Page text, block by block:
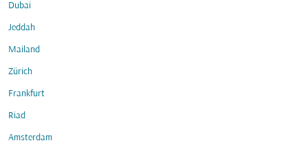
Dubai
Jeddah
Mailand
Zürich
Frankfurt
Riad
Amsterdam